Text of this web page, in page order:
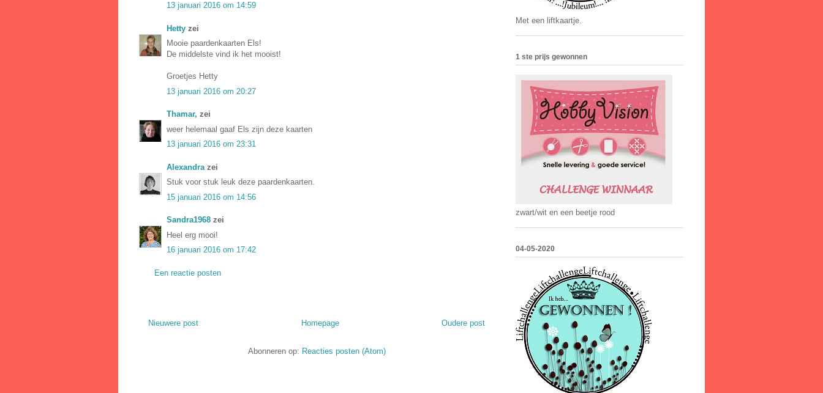
13 januari 2016 om 14:59
Hetty zei
Mooie paardenkaarten Els!
De middelste vind ik het mooist!
Groetjes Hetty
13 januari 2016 om 20:27
Thamar, zei
weer helemaal gaaf Els zijn deze kaarten
13 januari 2016 om 23:31
Alexandra zei
Stuk voor stuk leuk deze paardenkaarten.
15 januari 2016 om 14:56
Sandra1968 zei
Heel erg mooi!
16 januari 2016 om 17:42
Een reactie posten
Nieuwere post Oudere post
Homepage
Abonneren op: Reacties posten (Atom)
Met een liftkaartje.
1 ste prijs gewonnen
zwart/wit en een beetje rood
04-05-2020